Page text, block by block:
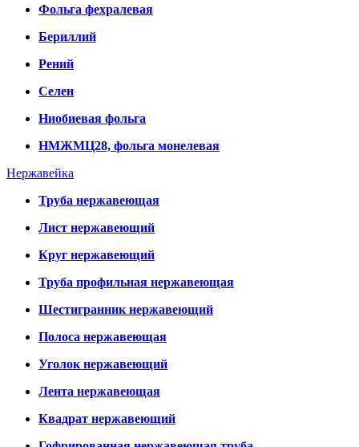
Фольга фехралевая
Бериллий
Рений
Селен
Ниобиевая фольга
НМЖМЦ28, фольга монелевая
Нержавейка
Труба нержавеющая
Лист нержавеющий
Круг нержавеющий
Труба профильная нержавеющая
Шестигранник нержавеющий
Полоса нержавеющая
Уголок нержавеющий
Лента нержавеющая
Квадрат нержавеющий